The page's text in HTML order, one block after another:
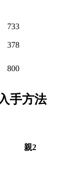
733
378
800
手方法
親2